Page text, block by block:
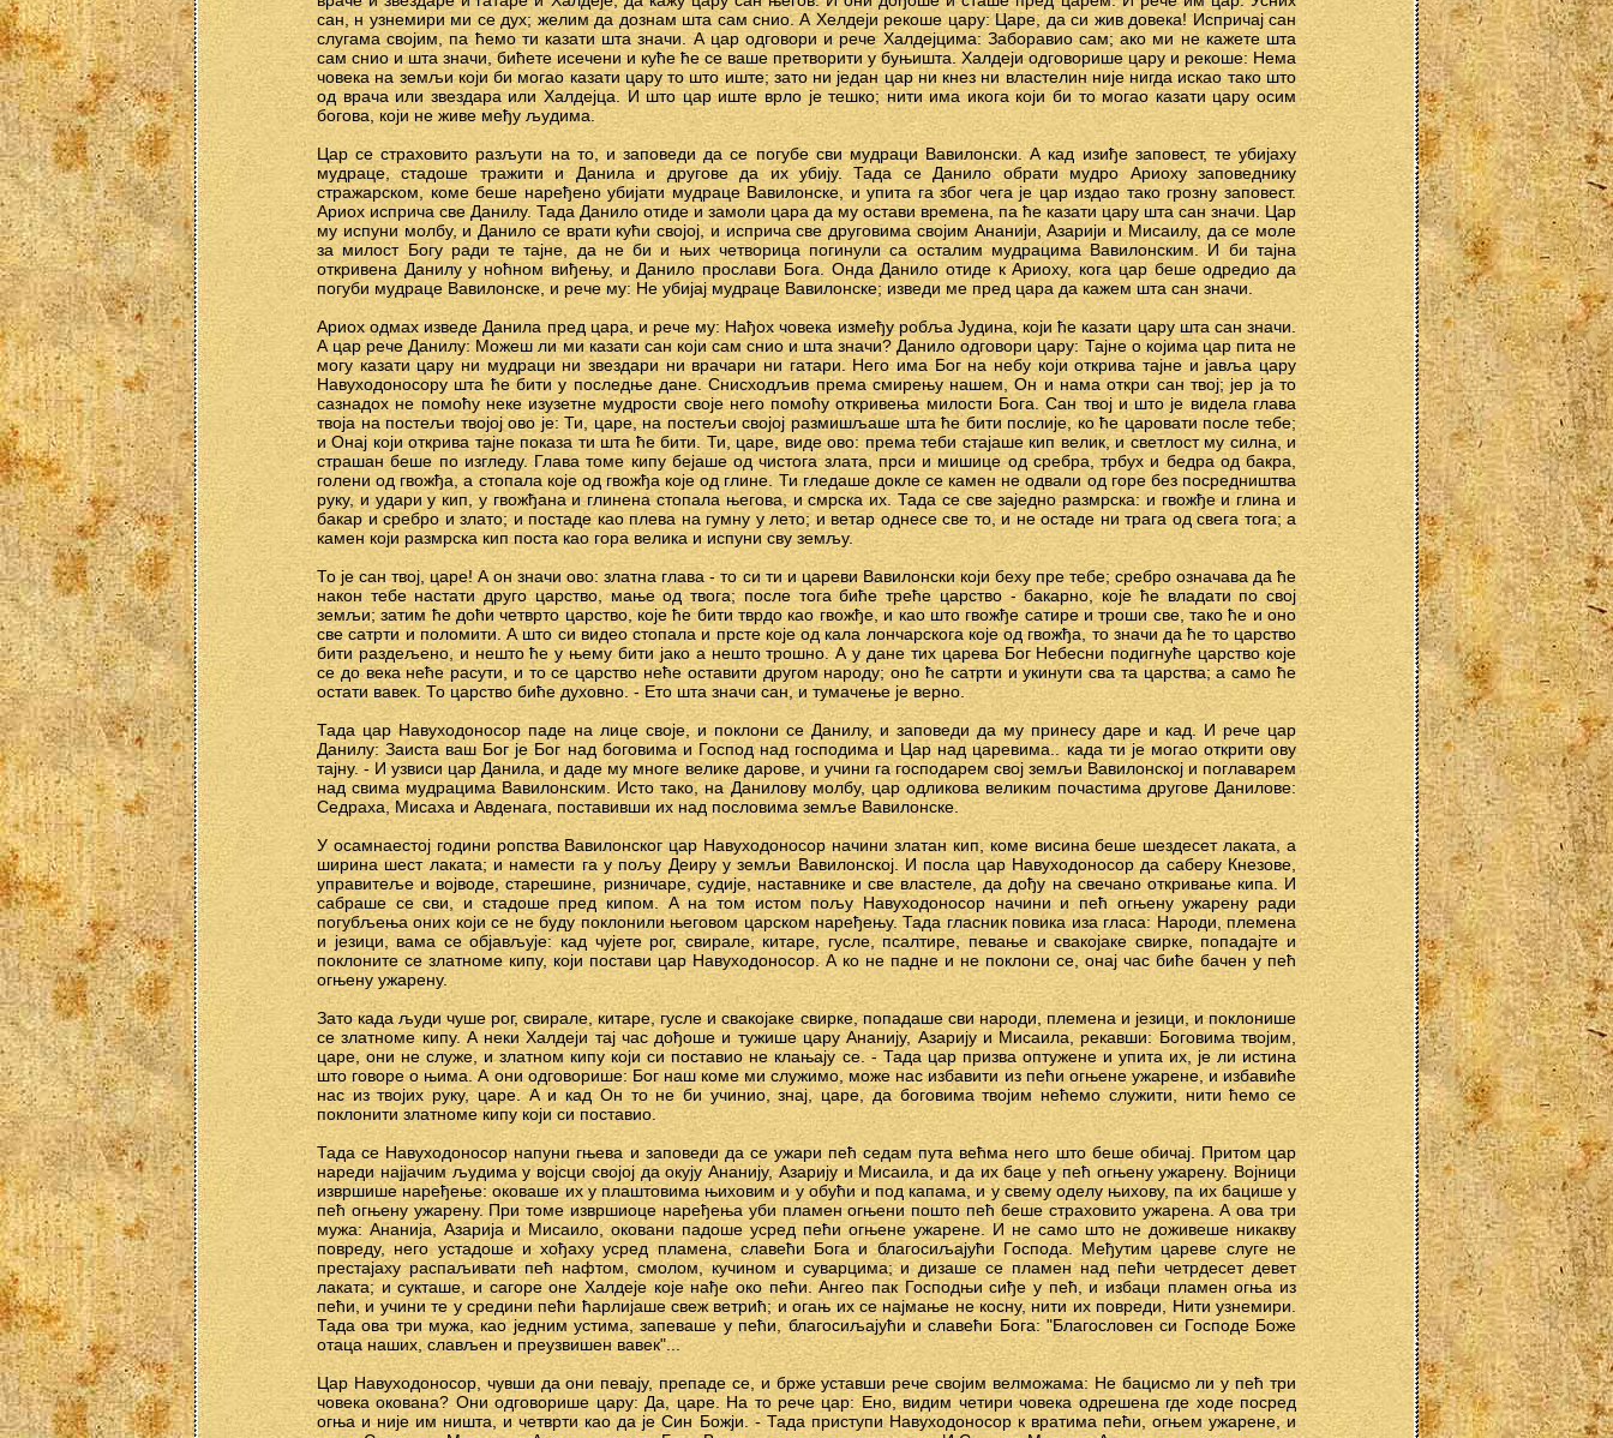
сан, н узнемири ми се дух; желим да дознам шта сам снио. А Хелдеји рекоше цару: Царе, да си жив довека! Испричај сан
слугама својим, па ћемо ти казати шта значи. А цар одговори и рече Халдејцима: Заборавио сам; ако ми не кажете шта
сам снио и шта значи, бићете исечени и куће ће се ваше претворити у буњишта. Халдеји одговорише цару и рекоше: Нема
човека на земљи који би могао казати цару то што иште; зато ни један цар ни кнез ни властелин није нигда искао тако што
од врача или звездара или Халдејца. И што цар иште врло је тешко; нити има икога који би то могао казати цару осим
богова, који не живе међу људима.
Цар се страховито разљути на то, и заповеди да се погубе сви мудраци Вавилонски. А кад изиђе заповест, те убијаху
мудраце, стадоше тражити и Данила и другове да их убију. Тада се Данило обрати мудро Ариоху заповеднику
стражарском, коме беше наређено убијати мудраце Вавилонске, и упита га због чега је цар издао тако грозну заповест.
Ариох исприча све Данилу. Тада Данило отиде и замоли цара да му остави времена, па ће казати цару шта сан значи. Цар
му испуни молбу, и Данило се врати кући својој, и исприча све друговима својим Ананији, Азарији и Мисаилу, да се моле
за милост Богу ради те тајне, да не би и њих четворица погинули са осталим мудрацима Вавилонским. И би тајна
откривена Данилу у ноћном виђењу, и Данило прослави Бога. Онда Данило отиде к Ариоху, кога цар беше одредио да
погуби мудраце Вавилонске, и рече му: Не убијај мудраце Вавилонске; изведи ме пред цара да кажем шта сан значи.
Ариох одмах изведе Данила пред цара, и рече му: Нађох човека између робља Јудина, који ће казати цару шта сан значи.
А цар рече Данилу: Можеш ли ми казати сан који сам снио и шта значи? Данило одговори цару: Тајне о којима цар пита не
могу казати цару ни мудраци ни звездари ни врачари ни гатари. Него има Бог на небу који открива тајне и јавља цару
Навуходоносору шта ће бити у последње дане. Снисходљив према смирењу нашем, Он и нама откри сан твој; јер ја то
сазнадох не помоћу неке изузетне мудрости своје него помоћу откривења милости Бога. Сан твој и што је видела глава
твоја на постељи твојој ово је: Ти, царе, на постељи својој размишљаше шта ће бити послије, ко ће царовати после тебе;
и Онај који открива тајне показа ти шта ће бити. Ти, царе, виде ово: према теби стајаше кип велик, и светлост му силна, и
страшан беше по изгледу. Глава томе кипу бејаше од чистога злата, прси и мишице од сребра, трбух и бедра од бакра,
голени од гвожђа, а стопала које од гвожђа које од глине. Ти гледаше докле се камен не одвали од горе без посредништва
руку, и удари у кип, у гвожђана и глинена стопала његова, и смрска их. Тада се све заједно размрска: и гвожђе и глина и
бакар и сребро и злато; и постаде као плева на гумну у лето; и ветар однесе све то, и не остаде ни трага од свега тога; а
камен који размрска кип поста као гора велика и испуни сву земљу.
То је сан твој, царе! А он значи ово: златна глава - то си ти и цареви Вавилонски који беху пре тебе; сребро означава да ће
након тебе настати друго царство, мање од твога; после тога биће треће царство - бакарно, које ће владати по свој
земљи; затим ће доћи четврто царство, које ће бити тврдо као гвожђе, и као што гвожђе сатире и троши све, тако ће и оно
све сатрти и поломити. А што си видео стопала и прсте које од кала лончарскога које од гвожђа, то значи да ће то царство
бити раздељено, и нешто ће у њему бити јако а нешто трошно. А у дане тих царева Бог Небесни подигнуће царство које
се до века неће расути, и то се царство неће оставити другом народу; оно ће сатрти и укинути сва та царства; а само ће
остати вавек. То царство биће духовно. - Ето шта значи сан, и тумачење је верно.
Тада цар Навуходоносор паде на лице своје, и поклони се Данилу, и заповеди да му принесу даре и кад. И рече цар
Данилу: Заиста ваш Бог је Бог над боговима и Господ над господима и Цар над царевима.. када ти је могао открити ову
тајну. - И узвиси цар Данила, и даде му многе велике дарове, и учини га господарем свој земљи Вавилонској и поглаварем
над свима мудрацима Вавилонским. Исто тако, на Данилову молбу, цар одликова великим почастима другове Данилове:
Седраха, Мисаха и Авденага, поставивши их над пословима земље Вавилонске.
У осамнаестој години ропства Вавилонског цар Навуходоносор начини златан кип, коме висина беше шездесет лаката, а
ширина шест лаката; и намести га у пољу Деиру у земљи Вавилонској. И посла цар Навуходоносор да саберу Кнезове,
управитеље и војводе, старешине, ризничаре, судије, наставнике и све властеле, да дођу на свечано откривање кипа. И
сабраше се сви, и стадоше пред кипом. А на том истом пољу Навуходоносор начини и пећ огњену ужарену ради
погубљења оних који се не буду поклонили његовом царском наређењу. Тада гласник повика иза гласа: Народи, племена
и језици, вама се објављује: кад чујете рог, свирале, китаре, гусле, псалтире, певање и свакојаке свирке, попадајте и
поклоните се златноме кипу, који постави цар Навуходоносор. А ко не падне и не поклони се, онај час биће бачен у пећ
огњену ужарену.
Зато када људи чуше рог, свирале, китаре, гусле и свакојаке свирке, попадаше сви народи, племена и језици, и поклонише
се златноме кипу. А неки Халдеји тај час дођоше и тужише цару Ананију, Азарију и Мисаила, рекавши: Боговима твојим,
царе, они не служе, и златном кипу који си поставио не клањају се. - Тада цар призва оптужене и упита их, је ли истина
што говоре о њима. А они одговорише: Бог наш коме ми служимо, може нас избавити из пећи огњене ужарене, и избавиће
нас из твојих руку, царе. А и кад Он то не би учинио, знај, царе, да боговима твојим нећемо служити, нити ћемо се
поклонити златноме кипу који си поставио.
Тада се Навуходоносор напуни гњева и заповеди да се ужари пећ седам пута већма него што беше обичај. Притом цар
нареди најјачим људима у војсци својој да окују Ананију, Азарију и Мисаила, и да их баце у пећ огњену ужарену. Војници
извршише наређење: оковаше их у плаштовима њиховим и у обући и под капама, и у свему оделу њихову, па их бацише у
пећ огњену ужарену. При томе извршиоце наређења уби пламен огњени пошто пећ беше страховито ужарена. А ова три
мужа: Ананија, Азарија и Мисаило, оковани падоше усред пећи огњене ужарене. И не само што не доживеше никакву
повреду, него устадоше и хођаху усред пламена, славећи Бога и благосиљајући Господа. Међутим цареве слуге не
престајаху распаљивати пећ нафтом, смолом, кучином и суварцима; и дизаше се пламен над пећи четрдесет девет
лаката; и сукташе, и сагоре оне Халдеје које нађе око пећи. Ангео пак Господњи сиђе у пећ, и избаци пламен огња из
пећи, и учини те у средини пећи ћарлијаше свеж ветрић; и огањ их се најмање не косну, нити их повреди, Нити узнемири.
Тада ова три мужа, као једним устима, запеваше у пећи, благосиљајући и славећи Бога: "Благословен си Господе Боже
отаца наших, слављен и преузвишен вавек"...
Цар Навуходоносор, чувши да они певају, препаде се, и брже уставши рече својим велможама: Не бацисмо ли у пећ три
човека окована? Они одговорише цару: Да, царе. На то рече цар: Ено, видим четири човека одрешена где ходе посред
огња и није им ништа, и четврти као да је Син Божји. - Тада приступи Навуходоносор к вратима пећи, огњем ужарене, и